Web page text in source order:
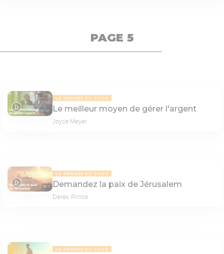
PAGE 5
07:07
LA PENSÉE DU JOUR
Le meilleur moyen de gérer l'argent
Joyce Meyer
08:11
LA PENSÉE DU JOUR
Demandez la paix de Jérusalem
Derek Prince
LA PENSÉE DU JOUR